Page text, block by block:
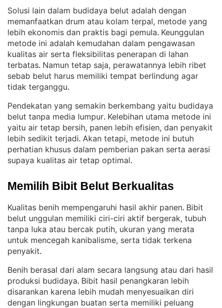
Solusi lain dalam budidaya belut adalah dengan
memanfaatkan drum atau kolam terpal, metode yang
lebih ekonomis dan praktis bagi pemula. Keunggulan
metode ini adalah kemudahan dalam pengawasan
kualitas air serta fleksibilitas penerapan di lahan
terbatas. Namun tetap saja, perawatannya lebih ribet
sebab belut harus memiliki tempat berlindung agar
tidak terganggu.
Pendekatan yang semakin berkembang yaitu budidaya
belut tanpa media lumpur. Kelebihan utama metode ini
yaitu air tetap bersih, panen lebih efisien, dan penyakit
lebih sedikit terjadi. Akan tetapi, metode ini butuh
perhatian khusus dalam pemberian pakan serta aerasi
supaya kualitas air tetap optimal.
Memilih Bibit Belut Berkualitas
Kualitas benih mempengaruhi hasil akhir panen. Bibit
belut unggulan memiliki ciri-ciri aktif bergerak, tubuh
tanpa luka atau bercak putih, ukuran yang merata
untuk mencegah kanibalisme, serta tidak terkena
penyakit.
Benih berasal dari alam secara langsung atau dari hasil
produksi budidaya. Bibit hasil penangkaran lebih
disarankan karena lebih mudah menyesuaikan diri
dengan lingkungan buatan serta memiliki peluang